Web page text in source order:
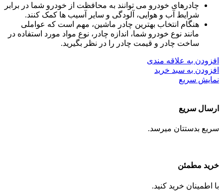
چادرهای خودرو می توانند به محافظت از خودرو شما در برابر
شرایط آب و هوایی، آلودگی و سایر آسیب ها کمک کنند.
هنگام انتخاب بهترین چادر ماشین، مهم است که عواملی
مانند نوع خودرو شما، اندازه چادر، نوع مواد مورد استفاده در
ساخت چادر و قیمت چادر را در نظر بگیرید.
افزودن به علاقه مندی
افزودن به سبد خرید
نمایش سریع
ارسال سریع
سریع بدستتان میرسد.
خرید مطمئن
با اطمینان خرید کنید.